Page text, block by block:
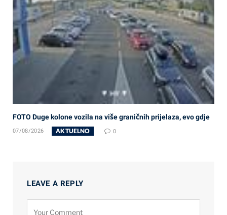
FOTO Duge kolone vozila na više graničnih prijelaza, evo gdje
07/08/2026 AKTUELNO 0
LEAVE A REPLY